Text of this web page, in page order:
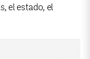
el estado, el